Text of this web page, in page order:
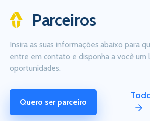
Parceiros
Insira as suas informações abaixo para
entre em contato e disponha a você um
oportunidades.
Quero ser parceiro